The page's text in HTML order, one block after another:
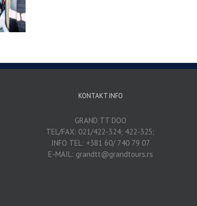
KONTAKT INFO
GRAND TT DOO
TEL/FAX: 021/422-324; 422-325;
INFO TEL: +381 60/ 740 79 07
E-MAIL: grandtt@grandtours.rs